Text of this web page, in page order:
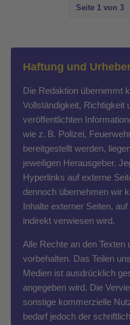
Seite 1 von 3
Haftung und
Die Redaktion übernimmt
Vollständigkeit, Richtigkeit
veröffentlichten
wie z. B. Polizei,
bereitgestellt werden,
jeweiligen Herausgeber.
Hyperlinks auf externe
dennoch übernehmen wir
Inhalte externer Seiten,
indirekt verwiesen wird.
Alle Rechte an den Texten
vorbehalten. Das Teilen
Medien ist ausdrücklich
angegeben wird. Die
sonstige kommerzielle
bedarf jedoch der